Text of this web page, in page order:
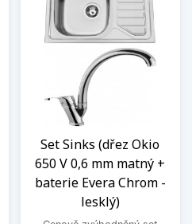
Set Sinks (dřez Okio
650 V 0,6 mm matný +
baterie Evera Chrom -
lesklý)